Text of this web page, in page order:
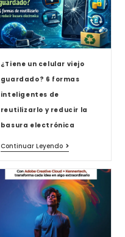
¿Tiene un celular viejo
guardado? 6 formas
inteligentes de
reutilizarlo y reducir la
basura electrónica
Continuar Leyendo